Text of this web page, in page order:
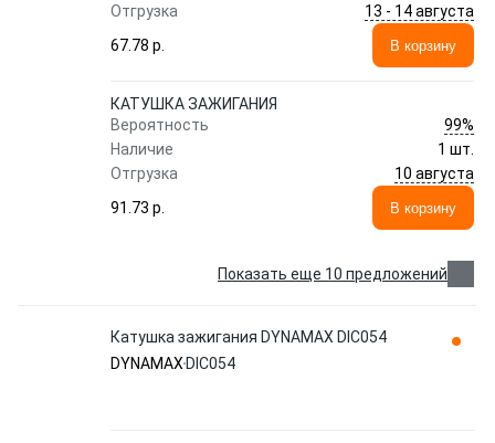
Отгрузка
13 - 14 августа
67.78 p.
В корзину
КАТУШКА ЗАЖИГАНИЯ
Вероятность
99%
Наличие
1 шт.
Отгрузка
10 августа
91.73 p.
В корзину
Показать еще 10 предложений
Катушка зажигания DYNAMAX DIC054
DYNAMAX DIC054